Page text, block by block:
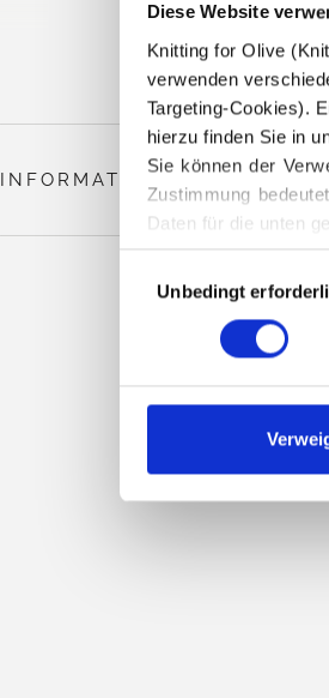
Diese Website
Knitting for Olive
verwenden
Targeting-Cookies).
hierzu finden Sie in
Sie können der
Zustimmung
Daten für die unten
Sie können Ihre
Löschen von Cookies
Unbedingt
INFORMATIONEN ZUM